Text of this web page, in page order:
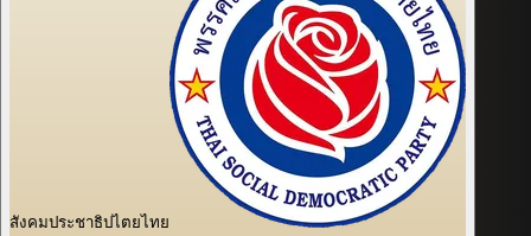
สังคมประชาธิปไตยไทย